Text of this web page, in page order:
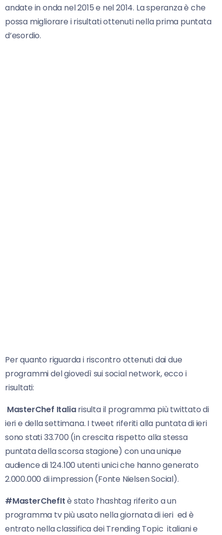
andate in onda nel 2015 e nel 2014. La speranza è che
possa migliorare i risultati ottenuti nella prima puntata
d’esordio.
Per quanto riguarda i riscontro ottenuti dai due
programmi del giovedì sui social network, ecco i
risultati:
MasterChef Italiarisulta il programma più twittato di
ieri e della settimana. I tweet riferiti alla puntata di ieri
sono stati 33.700 (in crescita rispetto alla stessa
puntata della scorsa stagione) con una unique
audience di 124.100 utenti unici che hanno generato
2.000.000 di impression (Fonte Nielsen Social).
#MasterChefItè stato l’hashtag riferito a un
programma tv più usato nella giornata di ieri ed è
entrato nella classifica dei Trending Topic italiani e